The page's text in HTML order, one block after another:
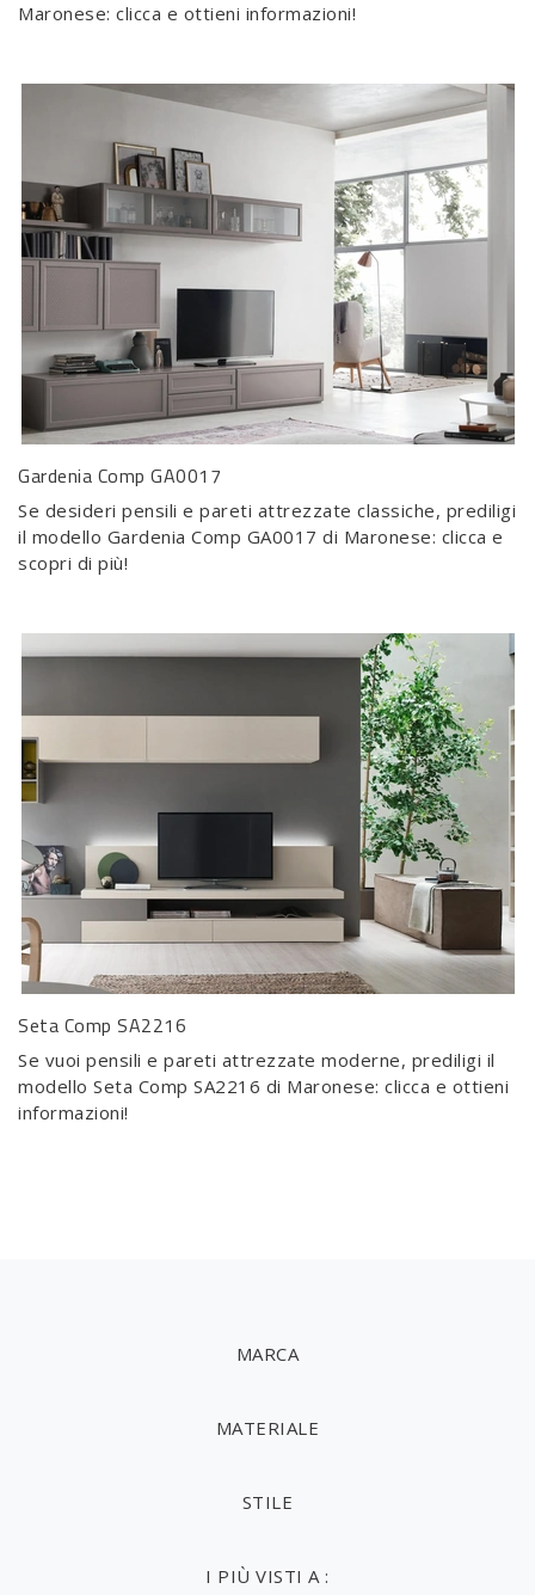
Maronese: clicca e ottieni informazioni!
Gardenia Comp GA0017
Se desideri pensili e pareti attrezzate classiche, prediligi
il modello Gardenia Comp GA0017 di Maronese: clicca e
scopri di più!
Seta Comp SA2216
Se vuoi pensili e pareti attrezzate moderne, prediligi il
modello Seta Comp SA2216 di Maronese: clicca e ottieni
informazioni!
MARCA
MATERIALE
STILE
I PIÙ VISTI A :